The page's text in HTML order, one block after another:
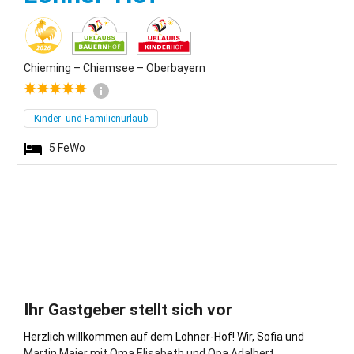
Chieming – Chiemsee – Oberbayern
Kinder- und Familienurlaub
5 FeWo
Ihr Gastgeber stellt sich vor
Herzlich willkommen auf dem Lohner-Hof! Wir, Sofia und